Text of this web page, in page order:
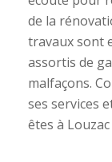
de la
travaux sont
assortis de
malfaçons.
ses services
êtes à